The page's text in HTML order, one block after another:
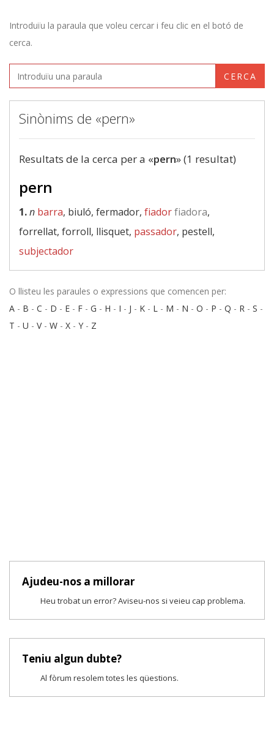
Introduïu la paraula que voleu cercar i feu clic en el botó de
cerca.
CERCA
Sinònims de «pern»
Resultats de la cerca per a «pern» (1 resultat)
pern
1.n barra, biuló, fermador, fiadorfiadora,
forrellat, forroll, llisquet, passador, pestell,
subjectador
O llisteu les paraules o expressions que comencen per:
A - B - C - D - E - F - G - H - I - J - K - L - M - N - O - P - Q - R - S -
T - U - V- W - X - Y - Z
Ajudeu-nos a millorar
Heu trobat un error? Aviseu-nos si veieu cap problema.
Teniu algun dubte?
Al fòrum resolem totes les qüestions.